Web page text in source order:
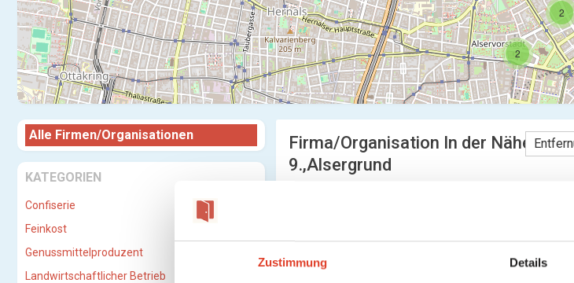
Zustimmung Details
2
2
Alle Firmen/Organisationen
KATEGORIEN
Confiserie
Feinkost
Genussmittelproduzent
Landwirtschaftlicher Betrieb
Firma/Organisation In der Nähe Wien
9.,Alsergrund
0.23 km entfernt
0 Bewertungen